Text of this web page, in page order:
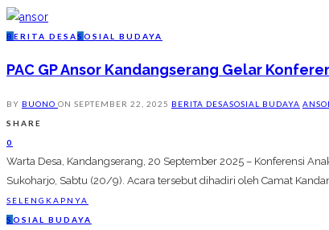
B ERITA DESAS OSIAL BUDAYA
PAC GP Ansor Kandangserang Gelar
BY BUONO ON SEPTEMBER 22, 2025 BERITA DESASOSIAL BUDAYA
SHARE
0
Warta Desa, Kandangserang, 20 September 2025 – Konferensi
Sukoharjo, Sabtu (20/9). Acara tersebut dihadiri oleh Camat
SELENGKAPNYA
S OSIAL BUDAYA